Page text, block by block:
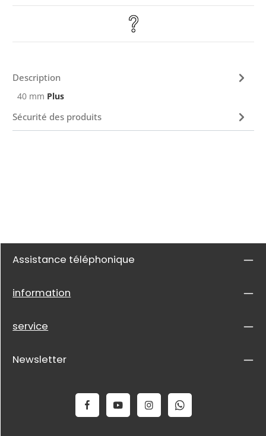
Description
40 mm Plus
Sécurité des produits
Assistance téléphonique
information
service
Newsletter